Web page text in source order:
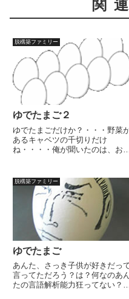
関
脱構築ファミリー
ゆでたまご２
ゆでたまごだけか？・・・野菜
あるキャベツの千切りだけ
ね・・・・俺が聞いたのは、おか
かずなのか？これをおかずにし
米を食うのか？物足りないならマ
ヨネーズもあるぞ。これはオレの
脱構築ファミリー
ゆでたまご
あんた、さっき子供が好きだっ
言ってただろう？は？何なのあ
たの言語解析能力狂ってない？